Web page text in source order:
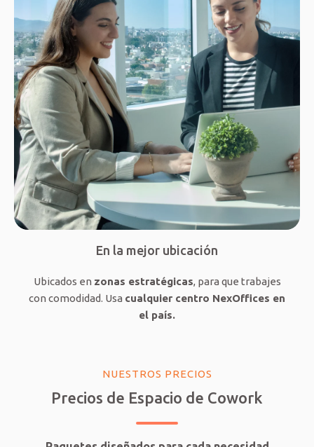
En la mejor ubicación
Ubicados en zonas estratégicas, para que trabajes
con comodidad. Usa cualquier centro NexOffices en
el país.
NUESTROS PRECIOS
Precios de Espacio de Cowork